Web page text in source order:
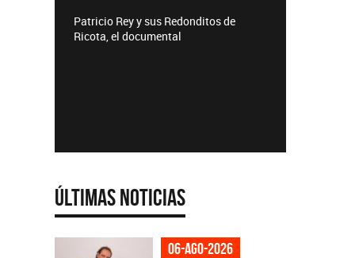
Patricio Rey y sus Redonditos de
Ricota, el documental
Últimas Noticias
06-ago-2026